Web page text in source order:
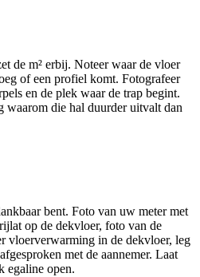
de m² erbij. Noteer waar de vloer
of een profiel komt. Fotografeer
en de plek waar de trap begint.
waarom die hal duurder uitvalt dan
bent. Foto van uw meter met
op de dekvloer, foto van de
vloerverwarming in de dekvloer, leg
met de aannemer. Laat
egaline open.